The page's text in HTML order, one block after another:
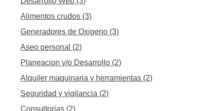
Alimentos crudos (3)
Generadores de Oxigeno (3)
Aseo personal (2)
Planeacion y/o Desarrollo (2)
Alquiler maquinaria y herramientas (2)
Seguridad y vigilancia (2)
Consultorías (2)